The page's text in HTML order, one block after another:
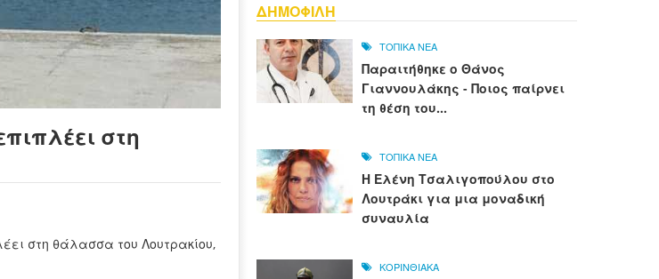
στη
στη θάλασσα του Λουτρακίου,
ΔΗΜΟΦΙΛΗ
ΤΟΠΙΚΑ ΝΕΑ
Παραιτήθηκε ο Θάνος
Γιαννουλάκης - Ποιος παίρνει
τη θέση του...
ΤΟΠΙΚΑ ΝΕΑ
Η Ελένη Τσαλιγοπούλου στο
Λουτράκι για μια μοναδική
συναυλία
ΚΟΡΙΝΘΙΑΚΑ